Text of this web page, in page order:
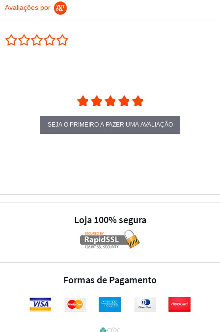
Avaliações por
SEJA O PRIMEIRO A FAZER UMA AVALIAÇÃO